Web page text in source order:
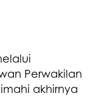
Perwakilan
akhirnya